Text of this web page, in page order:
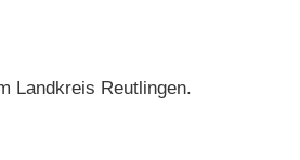
Landkreis Reutlingen.